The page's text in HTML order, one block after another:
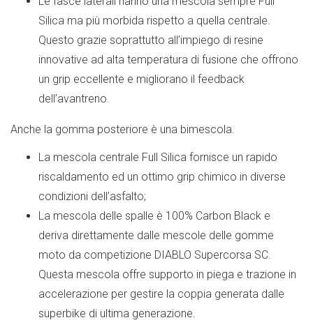
Silica ma più morbida rispetto a quella centrale.
Questo grazie soprattutto all’impiego di resine
innovative ad alta temperatura di fusione che offrono
un grip eccellente e migliorano il feedback
dell’avantreno.
Anche la gomma posteriore è una bimescola.
La mescola centrale Full Silica fornisce un rapido
riscaldamento ed un ottimo grip chimico in diverse
condizioni dell’asfalto;
La mescola delle spalle è 100% Carbon Black e
deriva direttamente dalle mescole delle gomme
moto da competizione DIABLO Supercorsa SC.
Questa mescola offre supporto in piega e trazione in
accelerazione per gestire la coppia generata dalle
superbike di ultima generazione.